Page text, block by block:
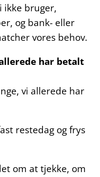
ikke bruger,
og bank- eller
vores behov.
har betalt
vi allerede har
restedag og frys
om at tjekke, om